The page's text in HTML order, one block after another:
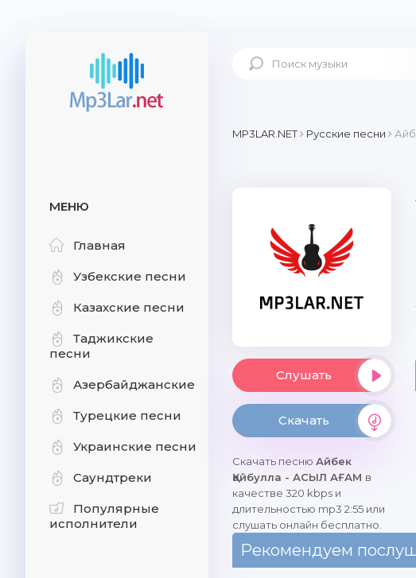
МЕНЮ
Главная
Узбекские песни
Казахские песни
Таджикские
песни
Азербайджанские
Турецкие песни
Украинские песни
Саундтреки
Популярные
исполнители
MP3LAR.NET Русские песни
Слушать
Скачать
Скачать песню Айбек
Қайбулла - АСЫЛ АҒАМ в
качестве 320 kbps и
длительностью mp3 2:55 или
слушать онлайн бесплатно.
Рекомендуем